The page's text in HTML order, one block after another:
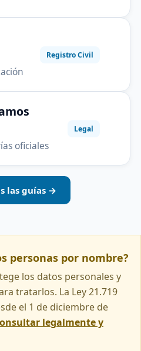
Registro Civil
oficiales
Legal
las guías →
personas por nombre?
los datos personales y
tratarlos. La Ley 21.719
el 1 de diciembre de
legalmente y